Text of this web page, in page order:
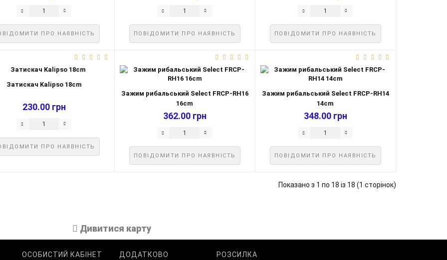
ПРО НАЯВНІСТЬ ПОВІДОМИТИ ПРО НАЯВНІСТЬ ПОВІДОМИТИ ПРО НАЯВНІСТЬ
Затискач Kalipso 18cm
230.00 грн
ПРО НАЯВНІСТЬ
Зажим рибальський Select FRCP-RH16
16cm
362.00 грн
ПОВІДОМИТИ ПРО НАЯВНІСТЬ
Зажим рибальський Select FRCP-RH14
14cm
348.00 грн
ПОВІДОМИТИ ПРО НАЯВНІСТЬ
Показано з 1 по 18 із 18 (1 сторінок)
Дивитися карту
ОСОБИСТИЙ КАБІНЕТ ДОДАТКОВО РОЗСИЛКА